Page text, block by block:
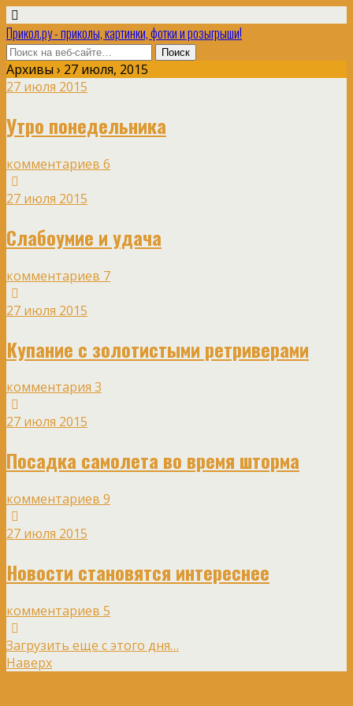
Прикол.ру - приколы, картинки, фотки и розыгрыши!
Архивы › 27 июля, 2015
27 июля 2015
Утро понедельника
комментариев 6
27 июля 2015
Слабоумие и удача
комментариев 7
27 июля 2015
Купание с золотистыми ретриверами
комментария 3
27 июля 2015
Посадка самолета во время шторма
комментариев 9
27 июля 2015
Новости становятся интереснее
комментариев 5
Загрузить еще с этого дня…
Наверх